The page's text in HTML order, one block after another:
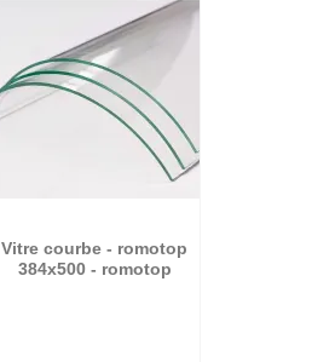
Vitre courbe - romotop
384x500 - romotop